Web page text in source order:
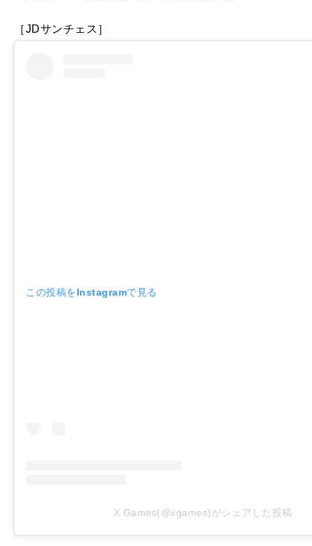
［JDサンチェス］
この投稿をInstagramで見る
X Games(@xgames)がシェアした投稿